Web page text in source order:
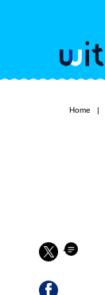
Home